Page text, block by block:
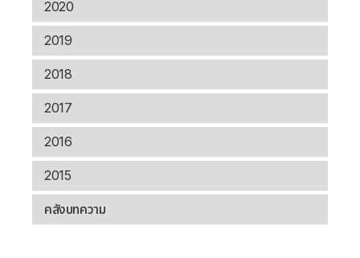
2020
2019
2018
2017
2016
2015
คลังบทความ